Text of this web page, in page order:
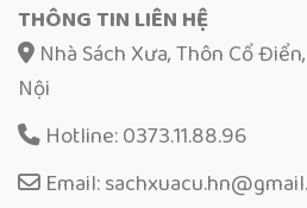
THÔNG TIN LIÊN HỆ
Nhà Sách Xưa, Thôn Cổ
Nội
Hotline: 0373.11.88.96
Email: